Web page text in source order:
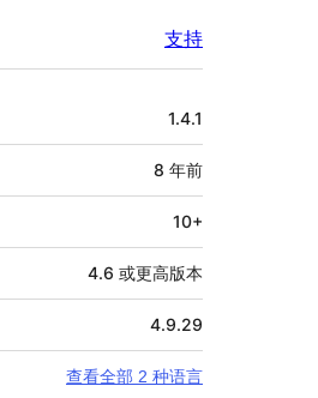
支持
1.4.1
8 年前
10+
4.6 或更高版本
4.9.29
查看全部 2 种语言